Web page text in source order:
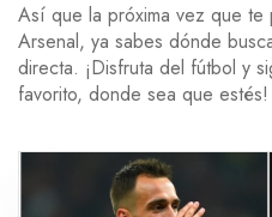
Así que la próxima vez que te
Arsenal, ya sabes dónde
directa. ¡Disfruta del fútbol y
favorito, donde sea que estés!